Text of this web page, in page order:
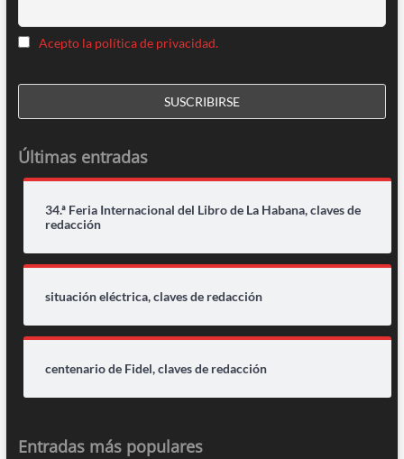
Acepto la política de privacidad.
Últimas entradas
34.ª Feria Internacional del Libro de La Habana, claves de
redacción
situación eléctrica, claves de redacción
centenario de Fidel, claves de redacción
Entradas más populares